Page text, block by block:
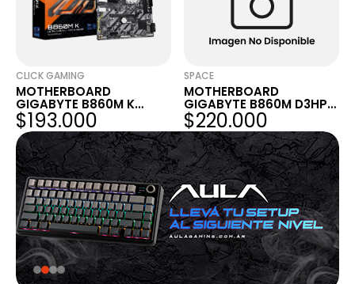
CLICK GAMING
MOTHERBOARD
GIGABYTE B860M K
LGA1851 DDR5
$193.000
SPACE
MOTHERBOARD
GIGABYTE B860M D3HP
1851 DDR5
$220.000